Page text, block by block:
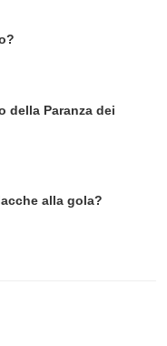
della Paranza dei
alla gola?